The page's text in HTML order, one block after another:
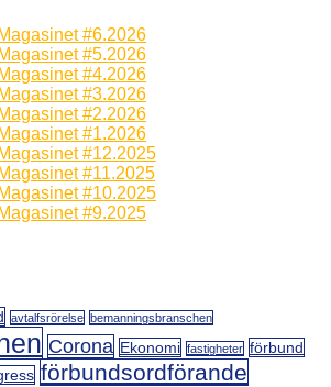
#6.2026
#5.2026
#4.2026
#3.2026
#2.2026
#1.2026
#12.2025
#11.2025
#10.2025
#9.2025
avtalfsrörelse bemanningsbranschen
Corona Ekonomi fastigheter förbund
förbundsordförande